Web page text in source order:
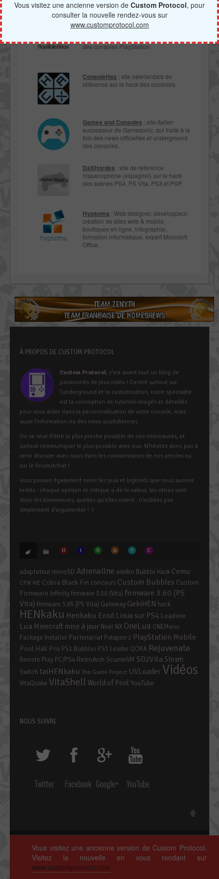
détachées et d’accessoires, tutoriels…
PlayStationHaX: site anglophone
des consoles PlayStation.
ConsoleHax : site néerlandais de
référence sur le hack des consoles.
Games and Consoles : site italien
successeur de Gamesonic, qui traite à la
fois des news officielles et underground
des consoles.
DaXHordes : site de référence
hispanophone (espagnol) sur le hack
des scènes PS4, PS Vita, PS3 et PSP.
Hypsoma : Web designer, développeur,
création de sites web & mobile,
boutiques en ligne, infographie,
formation informatique, expert Microsoft
Office.
À PROPOS DE CUSTOM PROTOCOL
Custom Protocol, c’est avant tout un blog de
passionnés de jeux vidéo ! Centré surtout sur
l’underground et la customisation, notre spécialité
est la conception de tutoriels imagés et détaillés
pour vous aider dans la personnalisation de votre console, mais
aussi l’information via des news quotidiennes.
On se veut d’être le plus proche possible de nos internautes, et
surtout communiquer le plus possible avec eux. N’hésitez donc pas à
venir discuter avec nous dans les commentaires de nos articles ou
sur le forum/tchat !
Vous pouvez également noter les jeux et logiciels que nous aurons
testés : chaque opinion et critique a de la valeur, les vôtres sont
donc les bienvenues, quelles qu’elles soient : n’oubliez pas
simplement d’argumenter ! :)
adaptateur microSD Adrenaline amiibo Bubble Hack Cemu
CFW ME Cobra Black Fin concours Custom Bubbles Custom
Firmware Infinityfirmware 3.50 (Vita) firmware 3.60 (PS
Vita) firmware 3.65 (PS Vita) Gateway GekiHEN hack
HENkaku Henkaku Ensō Linux sur PS4 Loadiine
Lua Minecraft mise à jour Noël NX OneLua ONEMenu
Package Installer Partenariat Patapon 2 PlayStation Mobile
Pool Hall Pro PS1 Bubbles PS1 Loader QCMA Rejuvenate
Remote Play PC/PS4 RetroArch ScummVM SD2Vita Steam
Switch taiHENkaku The Game Project UVLoader Vidéos
VitaQuake VitaShell World of Pool YouTube
NOUS SUIVRE
Twitter Facebook Google+ YouTube
Copyright © 2014 ~ 2026 • Custom Protocol, Tous droits réservés.
Polices de caractères par
Google Fonts. Icônes parFontello.
Vous visitez une ancienne version de Custom Protocol.
Visitez la nouvelle en vous rendant sur
www.customprotocol.com
Vous visitez une ancienne version de Custom Protocol, pour
consulter la nouvelle rendez-vous sur
www.customprotocol.com